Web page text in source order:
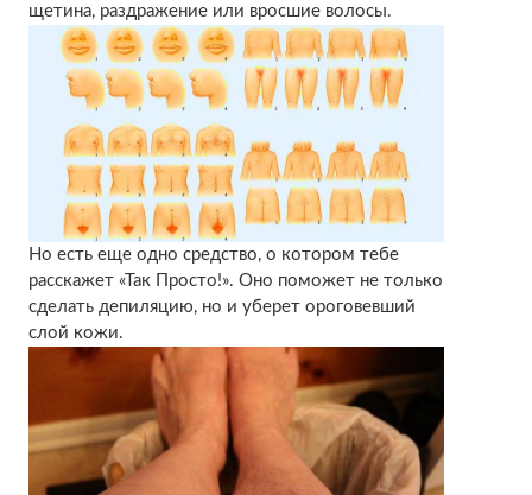
щетина, раздражение или вросшие волосы.
Но есть еще одно средство, о котором тебе
расскажет «Так Просто!». Оно поможет не только
сделать депиляцию, но и уберет ороговевший
слой кожи.